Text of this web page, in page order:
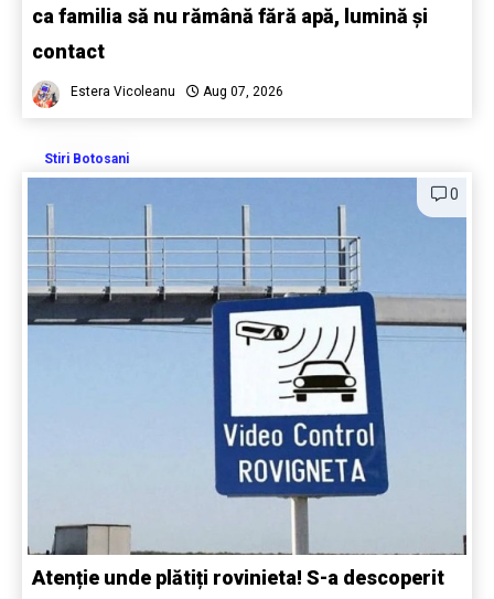
ca familia să nu rămână fără apă, lumină și
contact
Estera Vicoleanu Aug 07, 2026
Stiri Botosani
0
Atenție unde plătiți rovinieta! S-a descoperit